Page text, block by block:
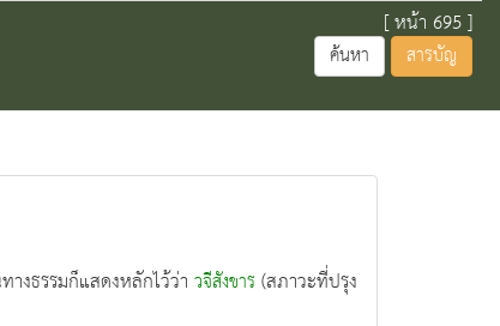
[ หน้า 695 ]
ค้นหา สารบัญ
างธรรมก็แสดงหลักไว้ว่าวจีสังขาร (สภาวะที่ปรุง